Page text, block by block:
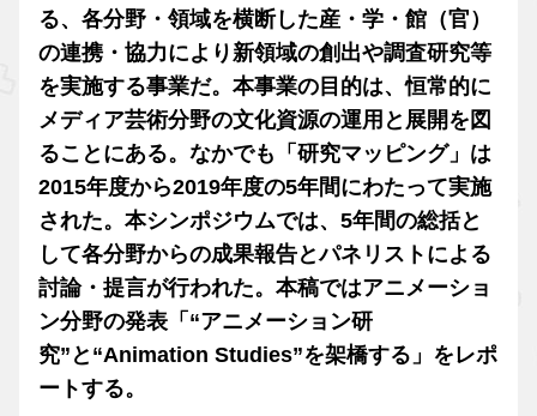
る、各分野・領域を横断した産・学・館（官）
の連携・協力により新領域の創出や調査研究等
を実施する事業だ。本事業の目的は、恒常的に
メディア芸術分野の文化資源の運用と展開を図
ることにある。なかでも「研究マッピング」は
2015年度から2019年度の5年間にわたって実施
された。本シンポジウムでは、5年間の総括と
して各分野からの成果報告とパネリストによる
討論・提言が行われた。本稿ではアニメーショ
ン分野の発表「“アニメーション研
究”と“Animation Studies”を架橋する」をレポ
ートする。